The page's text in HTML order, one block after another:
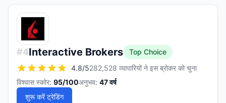
#4Interactive Brokers
Top Choice
4.8/5282,528 व्यापारियों ने इस ब्रोकर को चुना
विश्वास स्कोर: 95/100अनुभव: 47वर्ष
शुरू करें ट्रेडिंग